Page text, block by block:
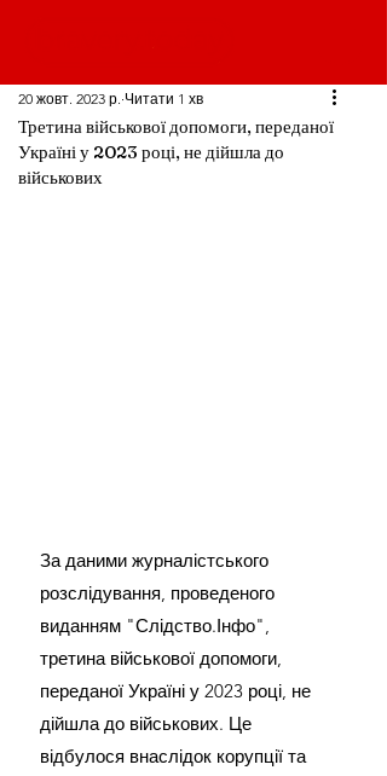
Третина військової допомоги, переданої
Україні у 2023 році, не дійшла до
військових
20 жовт. 2023 р. Читати 1 хв
За даними журналістського
розслідування, проведеного
виданням "Слідство.Інфо",
третина військової допомоги,
переданої Україні у 2023 році, не
дійшла до військових. Це
відбулося внаслідок корупції та